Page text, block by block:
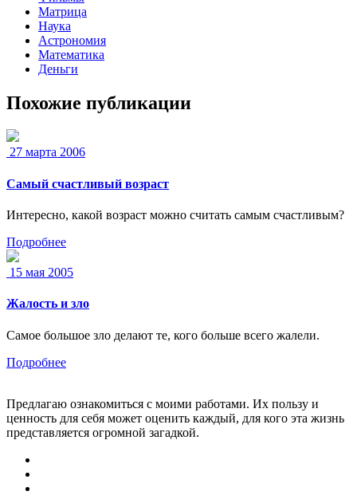
Матрица
Наука
Астрономия
Математика
Деньги
Похожие публикации
27 марта 2006
Самый счастливый возраст
Интересно, какой возраст можно считать самым счастливым?
Подробнее
15 мая 2005
Жалость и зло
Самое большое зло делают те, кого больше всего жалели.
Подробнее
Предлагаю ознакомиться с моими работами. Их пользу и
ценность для себя может оценить каждый, для кого эта жизнь
представляется огромной загадкой.